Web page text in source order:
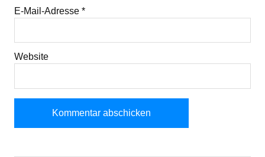
E-Mail-Adresse *
Website